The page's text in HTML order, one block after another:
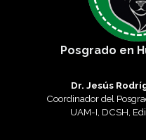
Posgrado en
Dr. Jesús
Coordinador del
UAM-I, DCSH,